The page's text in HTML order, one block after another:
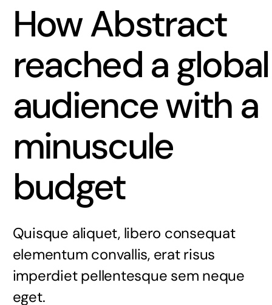
How Abstract
reached a global
audience with a
minuscule
budget
Quisque aliquet, libero consequat
elementum convallis, erat risus
imperdiet pellentesque sem neque
eget.